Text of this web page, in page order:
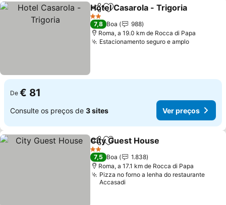
PartilharAdicionar aos favoritos
Hotel Casarola - Trigoria
2 Estrelas
7,8 Boa
988
Roma, a 19.0 km de Rocca di Papa
Estacionamento seguro e amplo
De € 81
Consulte os preços de 3 sites Ver preços
PartilharAdicionar aos favoritos
City Guest House
2 Estrelas
7,5 Boa
1.838
Roma, a 17.1 km de Rocca di Papa
Pizza no forno a lenha do restaurante
Accasadi